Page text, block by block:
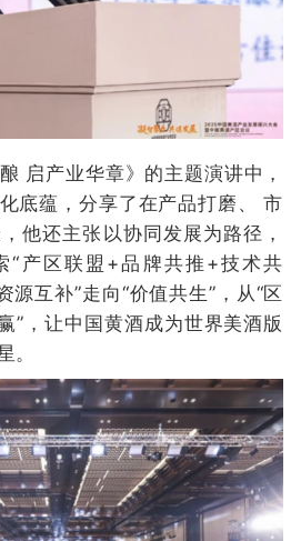
启产业华章》的主题演讲中，
底蕴，分享了在产品打磨、 市
他还主张以协同发展为路径，
“产区联盟+品牌共推+技术共
源互补”走向“价值共生”，从“区
”，让中国黄酒成为世界美酒版
。